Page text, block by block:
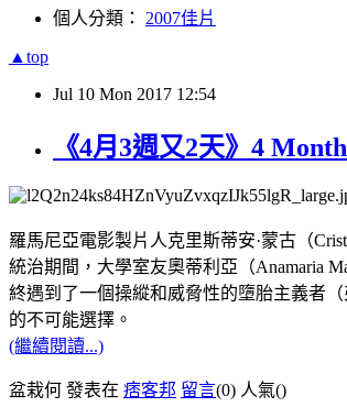
個人分類： 2007佳片
▲top
Jul 10 Mon 2017 12:54
《4月3週又2天》4
羅馬尼亞電影製片人克里斯蒂安·蒙古（
統治期間，大學室友奧蒂利亞（Anamaria
終遇到了一個操縱和威脅性的墮胎主義者
的不可能選擇。
(繼續閱讀...)
盆栽何 發表在 痞客邦 留言(0) 人氣()